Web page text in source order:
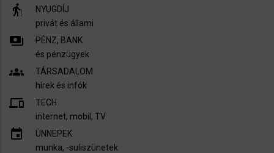
elderly
NYUGDÍJ
privát és állami
payments
PÉNZ, BANK
és pénzügyek
groups
TÁRSADALOM
hírek és infók
devices
TECH
internet, mobil, TV​
insert_invitation
ÜNNEPEK
munka, -suliszünetek